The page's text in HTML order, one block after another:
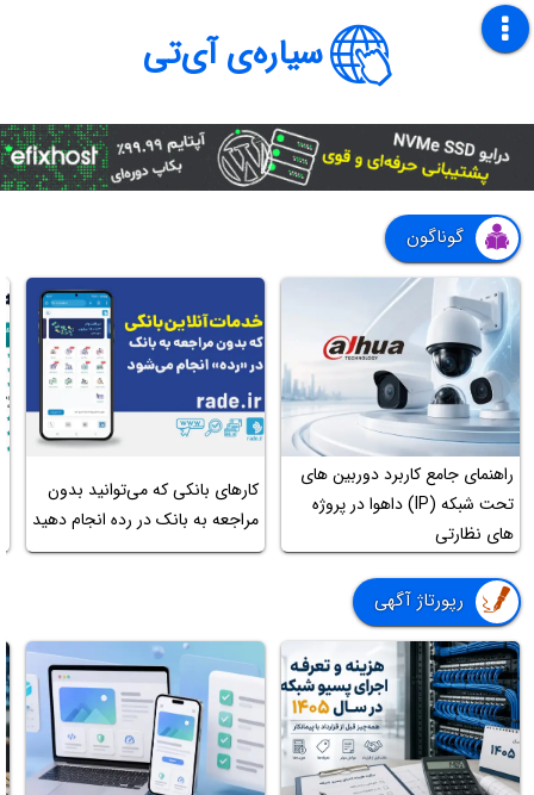
سیاره‌ی آی‌تی
گوناگون
راهنمای جامع کاربرد دوربین های
تحت شبکه (IP) داهوا در پروژه
های نظارتی
کارهای بانکی که می‌توانید بدون
مراجعه به بانک در رده انجام دهید
رپورتاژ آگهی